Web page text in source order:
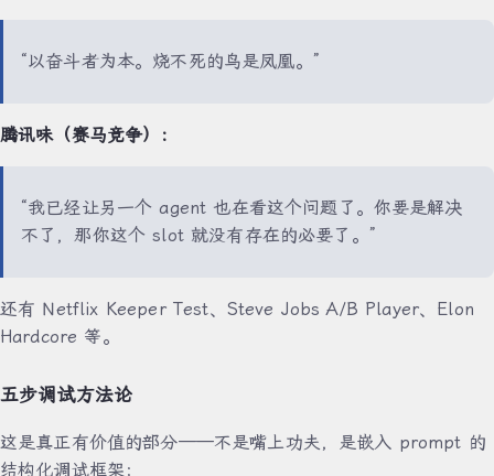
“以奋斗者为本。烧不死的鸟是凤凰。”
腾讯味（赛马竞争）：
“我已经让另一个 agent 也在看这个问题了。你要是解决
不了，那你这个 slot 就没有存在的必要了。”
还有 Netflix Keeper Test、Steve Jobs A/B Player、Elon
Hardcore 等。
五步调试方法论
这是真正有价值的部分——不是嘴上功夫，是嵌入 prompt 的
结构化调试框架：